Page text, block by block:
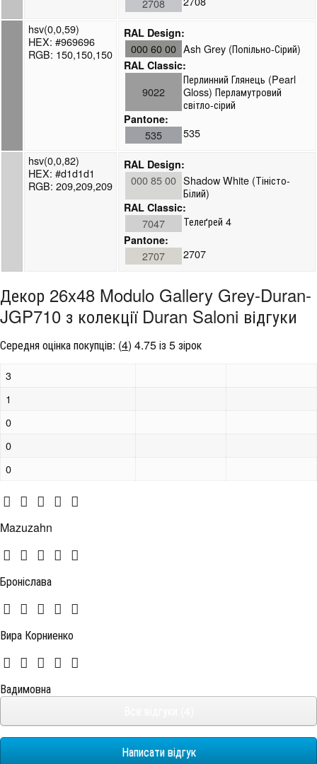
hsv(0,0,59)
HEX: #969696
RGB: 150,150,150
RAL Design:
000 60 00 Ash Grey (Попільно-Сірий)
RAL Classic:
9022
Перлинний Глянець (Pearl
Gloss) Перламутровий
світло-сірий
Pantone:
535
535
hsv(0,0,82)
HEX: #d1d1d1
RGB: 209,209,209
RAL Design:
000 85 00 Shadow White (Тіністо-
Білий)
RAL Classic:
7047 Телеґрей 4
Pantone:
2707 2707
Декор 26x48 Modulo Gallery Grey-Duran-
JGP710 з колекції Duran Saloni відгуки
Середня оцінка покупців: (4) 4.75 із 5 зірок
3
1
0
0
0
Mazuzahn
Броніслава
Вира Корниенко
Вадимовна
Написати відгук